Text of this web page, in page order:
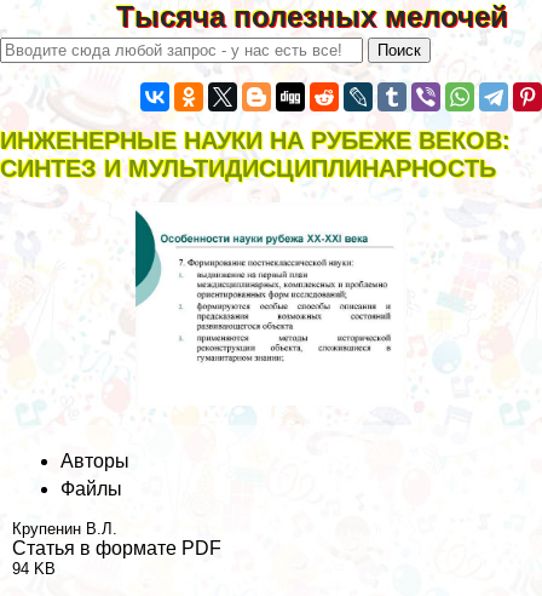
Тысяча полезных мелочей
ИНЖЕНЕРНЫЕ НАУКИ НА РУБЕЖЕ ВЕКОВ:
СИНТЕЗ И МУЛЬТИДИСЦИПЛИНАРНОСТЬ
Авторы
Файлы
Крупенин В.Л.
Статья в формате PDF
94 KB